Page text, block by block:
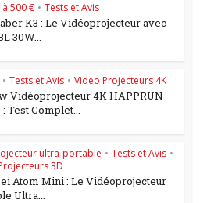
500 € • Tests et Avis
K3 : Le Vidéoprojecteur avec
30W...
• Tests et Avis • Video Projecteurs 4K
Vidéoprojecteur 4K HAPPRUN
: Test Complet...
ultra-portable • Tests et Avis •
3D
Atom Mini : Le Vidéoprojecteur
Ultra...